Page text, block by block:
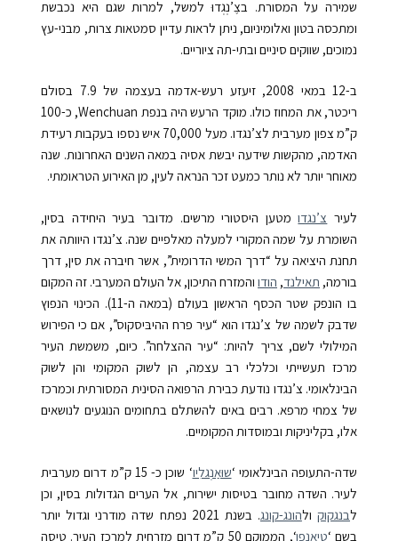
שמירה על המסורת. בצֶ’נְגְדוּ למשל, למרות שגם היא נכבשת
ומתכסה בטון ואלומיניום, ניתן לראות עדיין סמטאות צרות, מבני-עץ
נמוכים, שווקים סיניים ובתי-תה ציוריים.
ב-12 במאי 2008, זיעזע רעש-אדמה בעצמה של 7.9 בסולם
ריכטר, את המחוז כולו. מוקד הרעש היה בנפת Wenchuan, כ-100
ק”מ צפון מערבית לצ’נגדו. מעל 70,000 איש נספו בעקבות רעידת
האדמה, מהקשות שידעה יבשת אסיה במאה השנים האחרונות. שנה
מאוחר יותר לא נותר כמעט זכר הנראה לעין, מן האירוע הטראומתי.
לעיר צ’נגדומטען היסטורי מרשים. מדובר בעיר היחידה בסין,
השומרת על שמה המקורי למעלה מאלפיים שנה. צ’נגדו היוותה את
תחנת היציאה על “דרך המשי הדרומית”, אשר חיברה את סין, דרך
בורמה, תאילנד, הודו והמזרח התיכון, אל העולם המערבי. זה המקום
בו הונפק שטר הכסף הראשון בעולם (במאה ה-11). הכינוי הנפוץ
שדבק לשמה של צ’נגדו הוא “עיר פרח ההיבּיסקוס”, אם כי הפירוש
המילולי לשם, צריך להיות: “עיר ההצלחה”. כיום, משמשת העיר
מרכז תעשייתי וכלכלי רב עצמה, הן לשוק המקומי והן לשוק
הבינלאומי. צ’נגדו נודעת כבירת הרפואה הסינית המסורתית וכמרכז
של צמחי מרפא. רבים באים להשתלם בתחומים הנוגעים לנושאים
אלו, בקליניקות ובמוסדות המקומיים.
שדה-התעופה הבינלאומי ‘שוּאַנְגלִיו‘ שוכן כ- 15 ק”מ דרום מערבית
לעיר. השדה מחובר בטיסות ישירות, אל הערים הגדולות בסין, וכן
לבנגקוק ולהונג-קונג
. בשנת 2021 נפתח שדה מודרני וגדול יותר
בשם ‘טיאנפו
‘, הממוקם 50 ק”מ דרום מזרחית למרכז העיר. טיסה